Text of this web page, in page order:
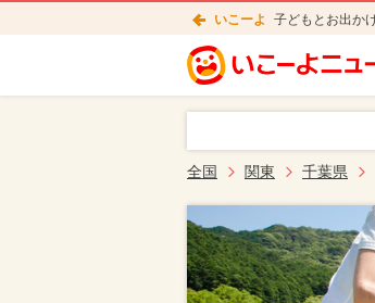
いこーよ 子どもとお出か
全国 関東 千葉県